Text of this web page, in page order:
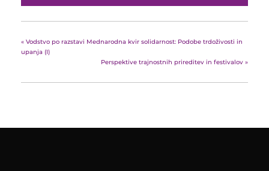
« Vodstvo po razstavi Mednarodna kvir solidarnost: Podobe trdoživosti in
upanja (I)
Perspektive trajnostnih prireditev in festivalov »